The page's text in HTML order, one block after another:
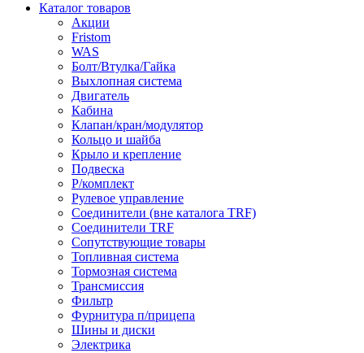
Каталог товаров
Акции
Fristom
WAS
Болт/Втулка/Гайка
Выхлопная система
Двигатель
Кабина
Клапан/кран/модулятор
Кольцо и шайба
Крыло и крепление
Подвеска
Р/комплект
Рулевое управление
Соединители (вне каталога TRF)
Соединители TRF
Сопутствующие товары
Топливная система
Тормозная система
Трансмиссия
Фильтр
Фурнитура п/прицепа
Шины и диски
Электрика